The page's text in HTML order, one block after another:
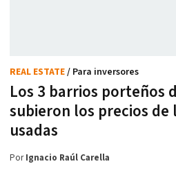
Los 3 barrios porteños
subieron los precios de
usadas
REAL ESTATE/ Para inversores
PorIgnacio Raúl Carella